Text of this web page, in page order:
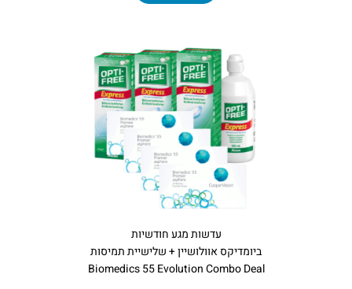
עדשות מגע חודשיות
ביומדיקס אוולושיין + שלישיית תמיסות
Biomedics 55 Evolution Combo Deal